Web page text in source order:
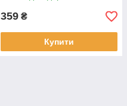
359 ₴
Купити